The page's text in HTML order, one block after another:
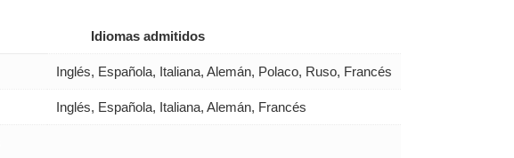
Idiomas admitidos
Inglés, Española, Italiana, Alemán, Polaco, Ruso, Francés
Inglés, Española, Italiana, Alemán, Francés